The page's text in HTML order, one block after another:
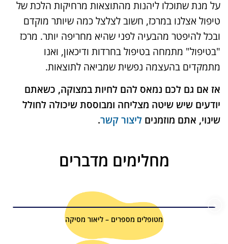
על מנת שתוכלו ליהנות מהתוצאות מרחיקות הלכת של
טיפול אצלנו במרכז, חשוב לצלצל כמה שיותר מוקדם
ובכל להיפטר מהבעיה לפני שהיא מחריפה יותר. מרכז
"בטיפול" מתמחה בטיפול בחרדות ודיכאון, ואנו
מתמקדים בהעצמה נפשית שמביאה לתוצאות.
אז אם גם לכם נמאס להם לחיות במצוקה, כשאתם
יודעים שיש שיטה מצליחה ומבוססת שיכולה לחולל
שינוי, אתם מוזמנים ליצור קשר.
מחלימים מדברים
מטופלים מספרים – ליאור מסיקה